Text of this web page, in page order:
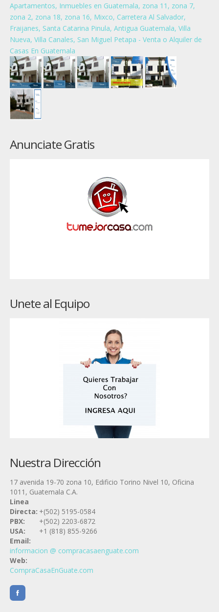
Anunciate Gratis
Unete al Equipo
Nuestra Dirección
17 avenida 19-70 zona 10, Edificio Torino Nivel 10, Oficina
1011, Guatemala C.A.
Linea
Directa: +(502) 5195-0584
PBX:
+(502) 2203-6872
USA:
+1 (818) 855-9266
Email:
informacion @ compracasaenguate.com
Web:
CompraCasaEnGuate.com